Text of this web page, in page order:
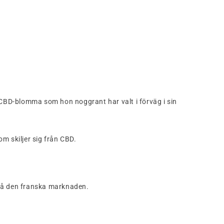
blomma som hon noggrant har valt i förväg i sin
skiljer sig från CBD.
den franska marknaden.